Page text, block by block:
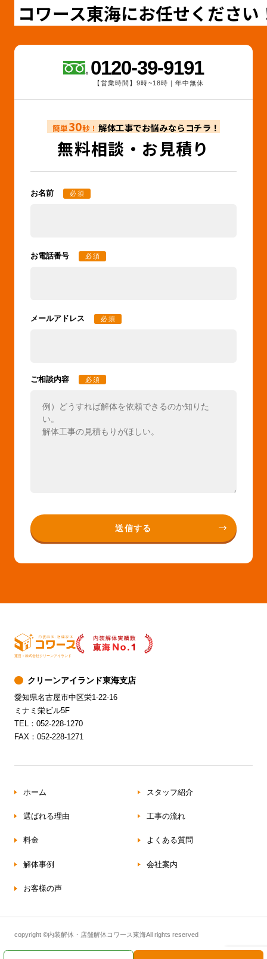
コワース東海にお任せください
0120-39-9191
【営業時間】9時~18時｜年中無休
簡単30秒！解体工事でお悩みならコチラ！
無料相談・お見積り
お名前 必須
お電話番号 必須
メールアドレス 必須
ご相談内容 必須
運営：株式会社クリーンアイランド
クリーンアイランド東海支店
愛知県名古屋市中区栄1-22-16
ミナミ栄ビル5F
TEL：052-228-1270
FAX：052-228-1271
ホーム
選ばれる理由
料金
解体事例
お客様の声
スタッフ紹介
工事の流れ
よくある質問
会社案内
copyright ©内装解体・店舗解体コワース東海All rights reserved